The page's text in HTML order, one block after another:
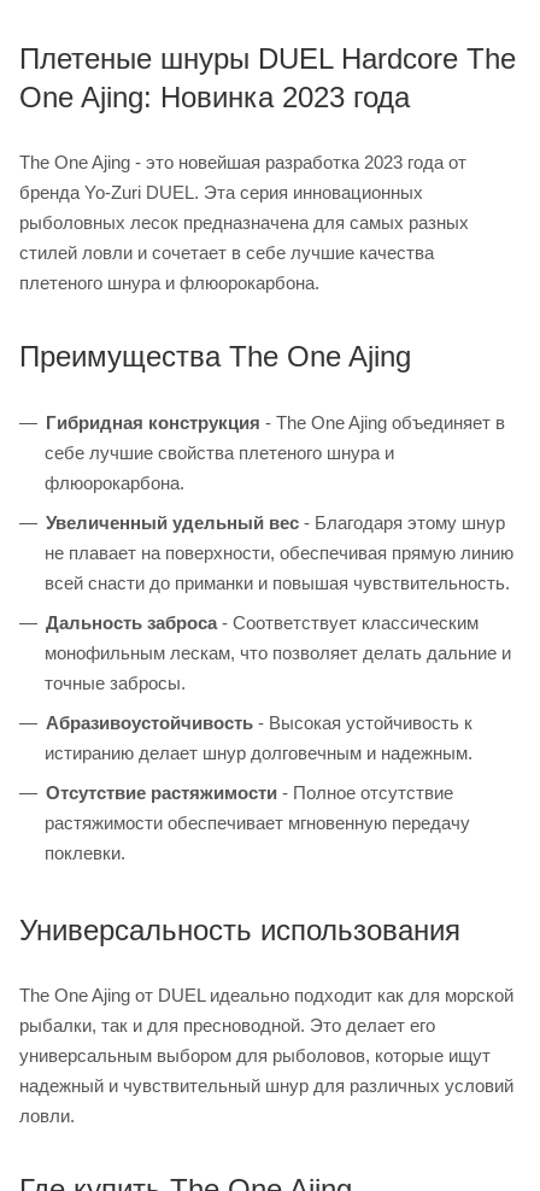
Плетеные шнуры DUEL Hardcore The
One Ajing: Новинка 2023 года
The One Ajing - это новейшая разработка 2023 года от
бренда Yo-Zuri DUEL. Эта серия инновационных
рыболовных лесок предназначена для самых разных
стилей ловли и сочетает в себе лучшие качества
плетеного шнура и флюорокарбона.
Преимущества The One Ajing
Гибридная конструкция - The One Ajing объединяет в
себе лучшие свойства плетеного шнура и
флюорокарбона.
Увеличенный удельный вес - Благодаря этому шнур
не плавает на поверхности, обеспечивая прямую линию
всей снасти до приманки и повышая чувствительность.
Дальность заброса- Соответствует классическим
монофильным лескам, что позволяет делать дальние и
точные забросы.
Абразивоустойчивость - Высокая устойчивость к
истиранию делает шнур долговечным и надежным.
Отсутствие растяжимости - Полное отсутствие
растяжимости обеспечивает мгновенную передачу
поклевки.
Универсальность использования
The One Ajing от DUEL идеально подходит как для морской
рыбалки, так и для пресноводной. Это делает его
универсальным выбором для рыболовов, которые ищут
надежный и чувствительный шнур для различных условий
ловли.